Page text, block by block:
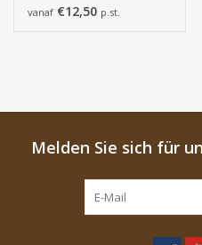
vanaf €12,50 p.st.
Melden Sie sich für